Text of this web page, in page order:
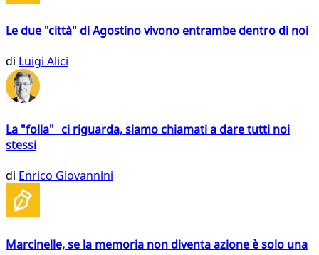
Le due "città" di Agostino vivono entrambe dentro di noi
di Luigi Alici
La "folla" ci riguarda, siamo chiamati a dare tutti noi
stessi
di Enrico Giovannini
Marcinelle, se la memoria non diventa azione è solo una